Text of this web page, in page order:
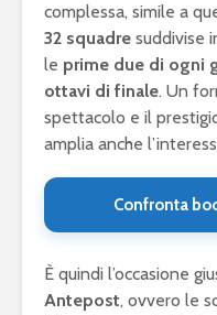
complessa, simile a
32 squadre suddivise
le prime due di ogni
ottavi di finale. Un
spettacolo e il
amplia anche
Confronta
È quindi l’occasione
Antepost, ovvero le